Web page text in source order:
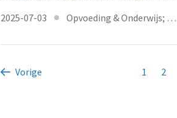
2025-07-03
Opvoeding & Onderwijs; …
Vorige 1 2